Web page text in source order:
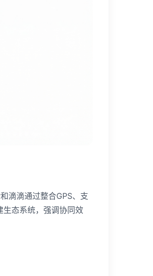
滴滴通过整合GPS、支
生态系统，强调协同效